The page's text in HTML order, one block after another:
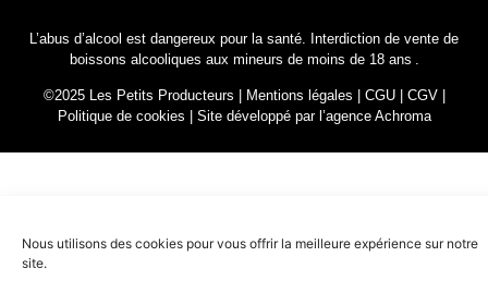
Nous utilisons des cookies pour vous offrir la meilleure expérience sur notre
site.
L’abus d’alcool est dangereux pour la santé. Interdiction de vente de
boissons alcooliques aux mineurs de moins de 18 ans .
©2025 Les Petits Producteurs | Mentions légales CGU| CGV|
Politique de cookies
Site développé par l’agence Achroma